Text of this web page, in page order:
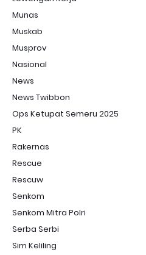
Munas
Muskab
Musprov
Nasional
News
News Twibbon
Ops Ketupat Semeru 2025
PK
Rakernas
Rescue
Rescuw
Senkom
Senkom Mitra Polri
Serba Serbi
Sim Keliling